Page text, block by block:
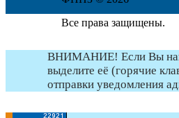
Все права защищены.
ВНИМАНИЕ! Если Вы
выделите её (горячие
отправки уведомления